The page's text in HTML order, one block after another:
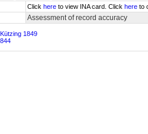
Click here to view INA card. Click here to
Assessment of record accuracy
1849